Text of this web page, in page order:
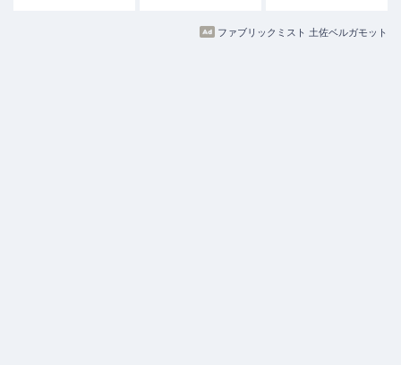
ファブリックミスト 土佐ベルガモット